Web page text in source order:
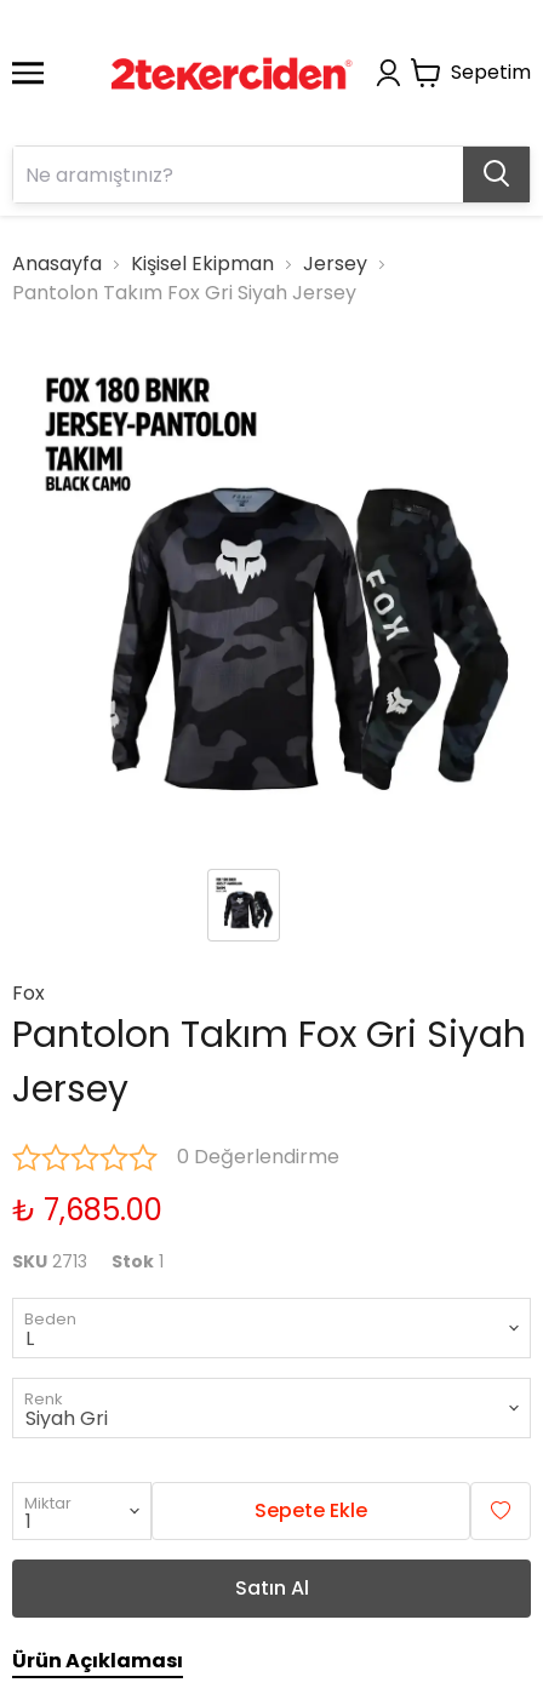
Sepetim
Anasayfa Kişisel Ekipman
Jersey
Pantolon Takım Fox Gri Siyah Jersey
Fox
Pantolon Takım Fox Gri Siyah
Jersey
0 Değerlendirme
₺ 7,685.00
SKU 2713 Stok 1
Beden
Renk
Miktar Sepete Ekle
Satın Al
Ürün Açıklaması